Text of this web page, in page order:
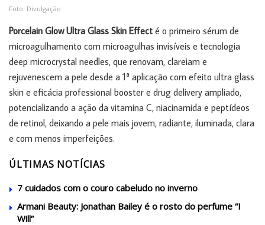
Foto: Divulgação
Porcelain Glow Ultra Glass Skin Effect é o primeiro sérum de
microagulhamento com microagulhas invisíveis e tecnologia
deep microcrystal needles, que renovam, clareiam e
rejuvenescem a pele desde a 1ª aplicação com efeito ultra glass
skin e eficácia professional booster e drug delivery ampliado,
potencializando a ação da vitamina C, niacinamida e peptídeos
de retinol, deixando a pele mais jovem, radiante, iluminada, clara
e com menos imperfeições.
ÚLTIMAS NOTÍCIAS
7 cuidados com o couro cabeludo no inverno
Armani Beauty: Jonathan Bailey é o rosto do perfume “I
Will”